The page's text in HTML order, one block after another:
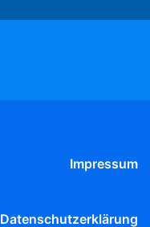
Impressum
Datenschutzerklärung